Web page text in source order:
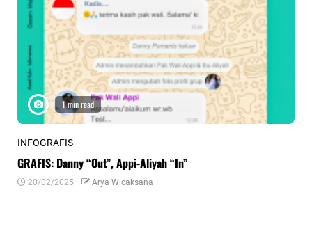
1 min read
INFOGRAFIS
GRAFIS: Danny “Out”, Appi-Aliyah “In”
20/02/2025 Arya Wicaksana